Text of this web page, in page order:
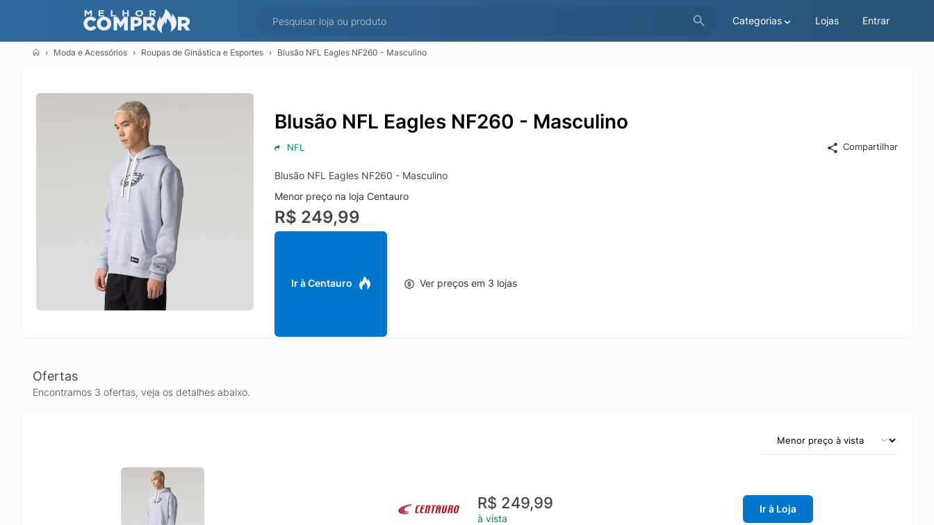
Categorias Lojas Entrar
Moda e Acessórios Roupas de Ginástica e Esportes Blusão NFL Eagles NF260 - Masculino
Blusão NFL Eagles NF260 - Masculino
NFL Compartilhar
Blusão NFL Eagles NF260 - Masculino
Menor preço na loja Centauro
R$ 249,99
Ir à Centauro Ver preços em 3 lojas
Ofertas
Encontramos 3 ofertas, veja os detalhes abaixo.
R$ 249,99
à vista
Ir à Loja